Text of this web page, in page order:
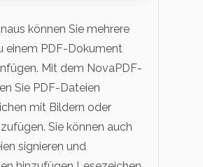
können Sie mehrere
einem PDF-Dokument
Mit dem NovaPDF-
Sie PDF-Dateien
mit Bildern oder
Sie können auch
signieren und